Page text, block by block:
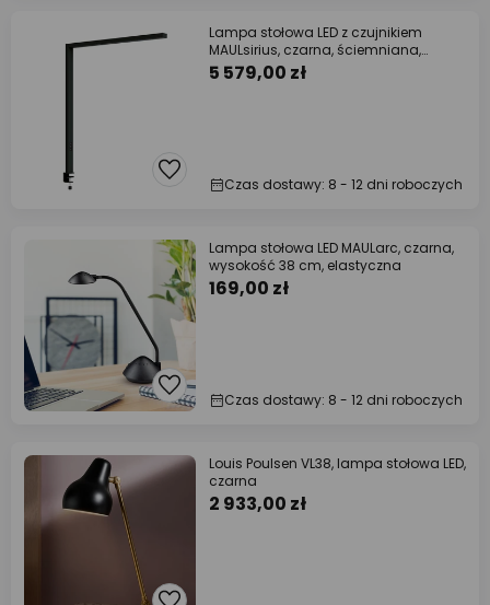
Lampa stołowa LED z czujnikiem
MAULsirius, czarna, ściemniana,
podstawa
5 579,00 zł
Czas dostawy: 8 - 12 dni roboczych
Lampa stołowa LED MAULarc, czarna,
wysokość 38 cm, elastyczna
169,00 zł
Czas dostawy: 8 - 12 dni roboczych
Louis Poulsen VL38, lampa stołowa LED,
czarna
2 933,00 zł